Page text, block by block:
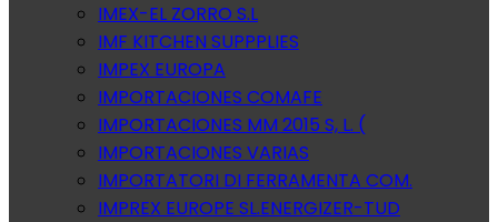
IMEX-EL ZORRO S.L
IMF KITCHEN SUPPPLIES
IMPEX EUROPA
IMPORTACIONES COMAFE
IMPORTACIONES MM 2015 S, L. (
IMPORTACIONES VARIAS
IMPORTATORI DI FERRAMENTA COM.
IMPREX EUROPE SL.ENERGIZER-TUD